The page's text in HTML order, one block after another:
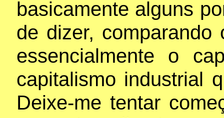
basicamente alguns
de dizer,
essencialmente o
capitalismo industrial
Deixe-me tentar